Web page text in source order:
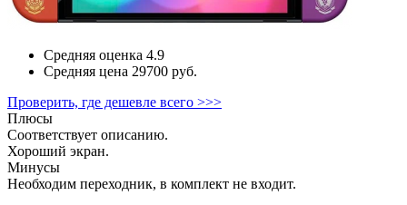
Средняя оценка 4.9
Средняя цена 29700 руб.
Проверить, где дешевле всего >>>
Плюсы
Соответствует описанию.
Хороший экран.
Минусы
Необходим переходник, в комплект не входит.